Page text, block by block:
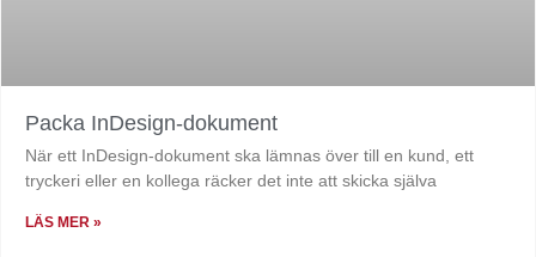
Packa InDesign-dokument
När ett InDesign-dokument ska lämnas över till en kund, ett
tryckeri eller en kollega räcker det inte att skicka själva
LÄS MER »